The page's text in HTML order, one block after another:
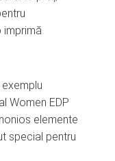
imprimă
Women EDP
elemente
special pentru